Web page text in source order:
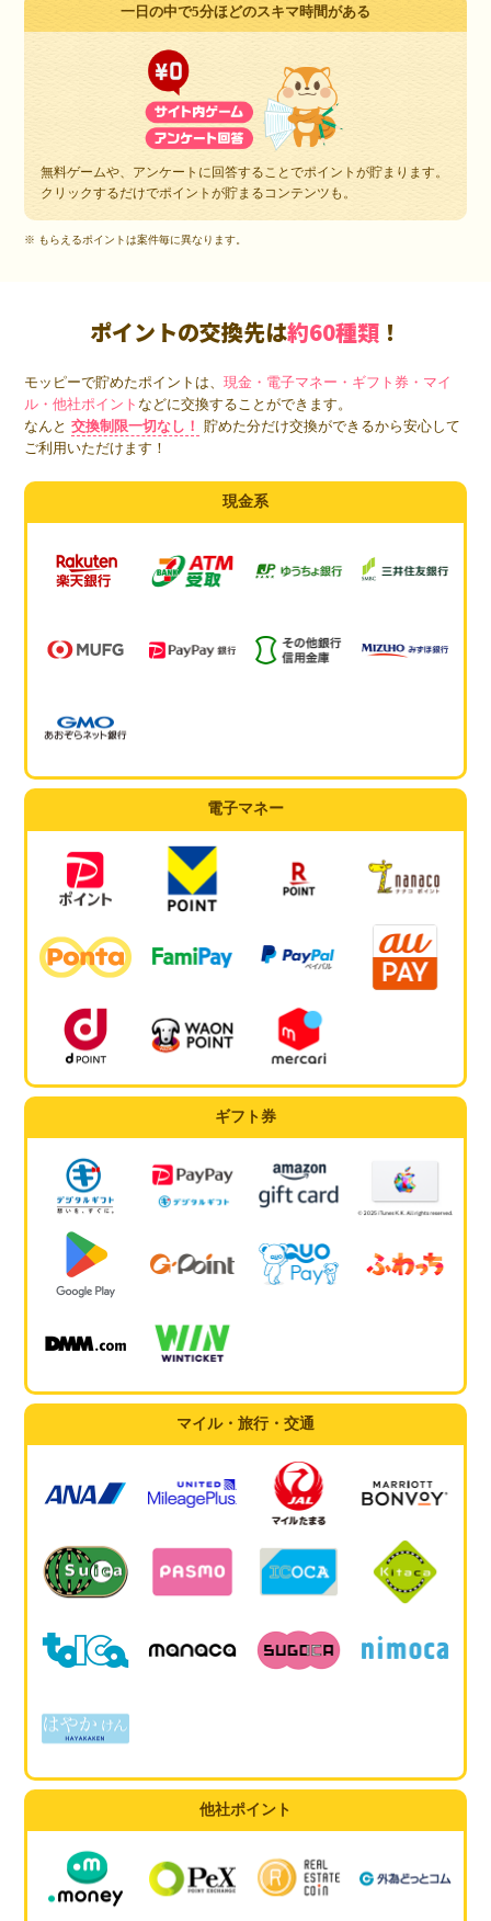
一日の中で5分ほどのスキマ時間がある
無料ゲームや、アンケートに回答することでポイントが貯まります。
クリックするだけでポイントが貯まるコンテンツも。
※ もらえるポイントは案件毎に異なります。
ポイントの交換先は約60種類 ！
モッピーで貯めたポイントは、現金・電子マネー・ギフト券・マイ
ル・他社ポイントなどに交換することができます。
なんと 交換制限一切なし！
貯めた分だけ交換ができるから安心して
ご利用いただけます！
現金系
電子マネー
ギフト券
マイル・旅行・交通
他社ポイント